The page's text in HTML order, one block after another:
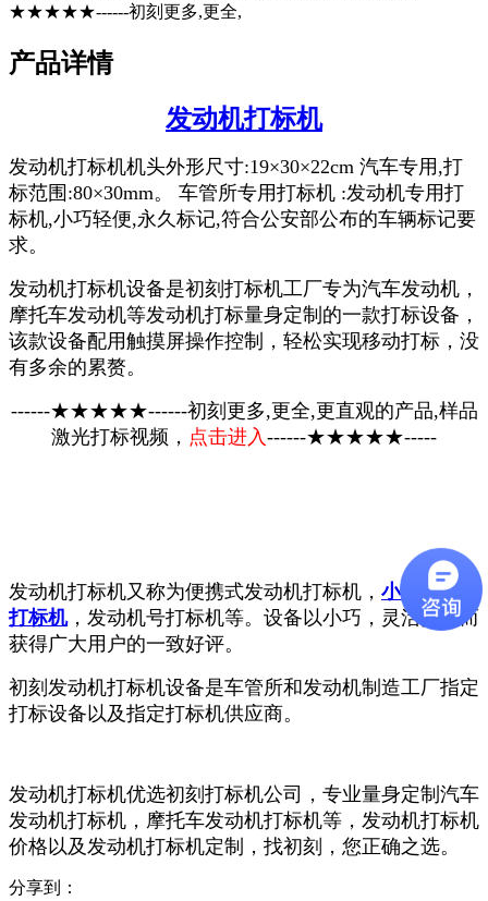
★★★★★------初刻更多,更全,
产品详情
发动机打标机
发动机打标机机头外形尺寸:19×30×22cm 汽车专用,打
标范围:80×30mm。 车管所专用打标机 :发动机专用打
标机,小巧轻便,永久标记,符合公安部公布的车辆标记要
求。
发动机打标机设备是初刻打标机工厂专为汽车发动机，
摩托车发动机等发动机打标量身定制的一款打标设备，
该款设备配用触摸屏操作控制，轻松实现移动打标，没
有多余的累赘。
------★★★★★------初刻更多,更全,更直观的产品,样品
激光打标视频， 点击进入------★★★★★-----
发动机打标机又称为便携式发动机打标机， 小型发动机
打标机，发动机号打标机等。设备以小巧，灵活打标而
获得广大用户的一致好评。
初刻发动机打标机设备是车管所和发动机制造工厂指定
打标设备以及指定打标机供应商。
发动机打标机优选初刻打标机公司，专业量身定制汽车
发动机打标机，摩托车发动机打标机等，发动机打标机
价格以及发动机打标机定制，找初刻，您正确之选。
分享到：